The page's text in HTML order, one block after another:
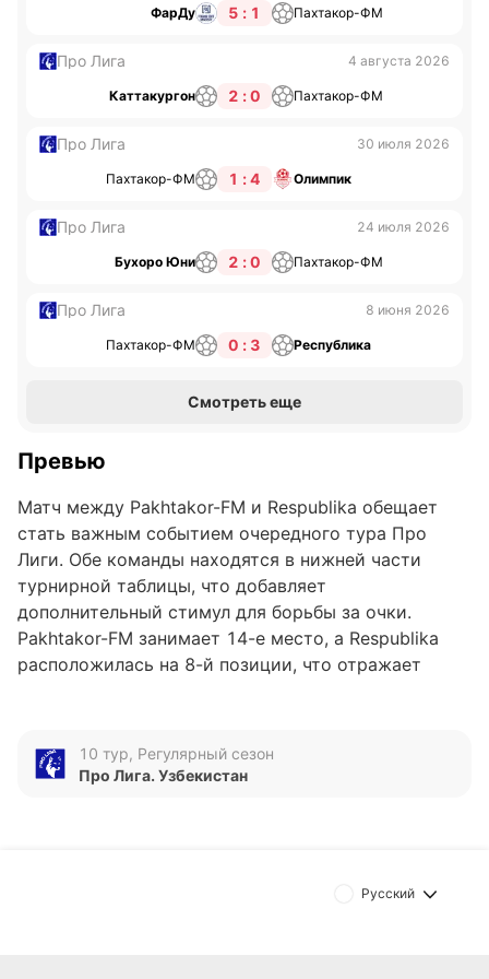
ФарДу 5 : 1 Пахтакор-ФМ
Про Лига 4 августа 2026
Каттакургон 2 : 0 Пахтакор-ФМ
Про Лига 30 июля 2026
Пахтакор-ФМ 1 : 4 Олимпик
Про Лига 24 июля 2026
Бухоро Юни 2 : 0 Пахтакор-ФМ
Про Лига 8 июня 2026
Пахтакор-ФМ 0 : 3 Республика
Смотреть еще
Превью
Матч между Pakhtakor-FM и Respublika обещает
стать важным событием очередного тура Про
Лиги. Обе команды находятся в нижней части
турнирной таблицы, что добавляет
дополнительный стимул для борьбы за очки.
Pakhtakor-FM занимает 14-е место, а Respublika
расположилась на 8-й позиции, что отражает
Pakhtakor-FM переживает сложный период,
так и в обороне. В то же время Respublika
10 тур, Регулярный сезон
Про Лига. Узбекистан
Русский